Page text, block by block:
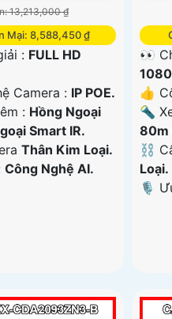
13,213,000 ₫
Mại: 8,588,450 ₫
: FULL HD
Camera : IP POE.
: Hồng Ngoại
Smart IR.
Thân Kim Loại.
Công Nghệ AI.
👀
👍
🔦
80m
⛓
Loại.
️🎙